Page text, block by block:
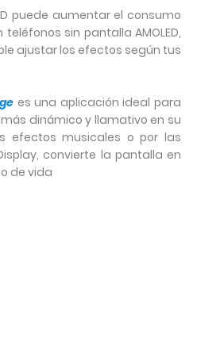
puede aumentar el consumo
sin pantalla AMOLED,
ajustar los efectos según tus
es una aplicación ideal para
dinámico y llamativo en su
efectos musicales o por las
convierte la pantalla en
de vida